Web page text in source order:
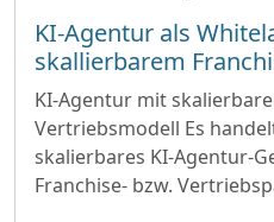
KI-Agentur als
skallierbarem
KI-Agentur mit
Vertriebsmodell Es
skalierbares KI-Agentur-
Franchise- bzw.